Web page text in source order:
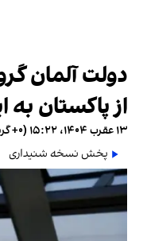
دولت آلمان
از پاکستان
۱۳ عقرب ۱۴۰۴، ۱۵:۲۲ (‎+۰ گرینویچ)
پخش نسخه شنیداری